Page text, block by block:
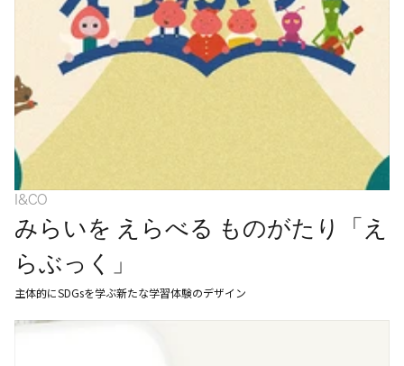
I&CO
みらいを えらべる ものがたり「え
らぶっく」
主体的にSDGsを学ぶ新たな学習体験のデザイン